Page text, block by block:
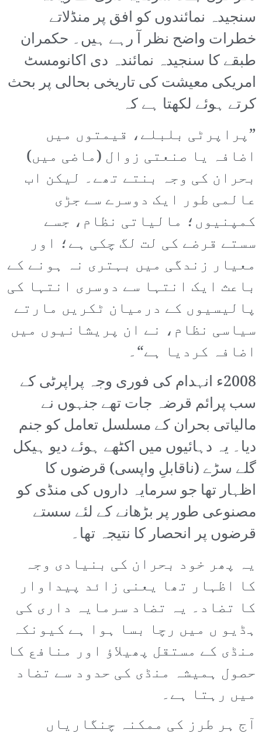
سنجیدہ نمائندوں کو افق پر منڈلاتے
خطرات واضح نظر آ رہے ہیں۔ حکمران
طبقے کا سنجیدہ نمائندہ دی اکانومسٹ
امریکی معیشت کی تاریخی بحالی پر بحث
کرتے ہوئے لکھتا ہے کہ
”پراپرٹی بلبلے، قیمتوں میں
اضافہ یا صنعتی زوال (ماضی میں)
بحران کی وجہ بنتے تھے۔ لیکن اب
عالمی طور ایک دوسرے سے جڑی
کمپنیوں؛ مالیاتی نظام، جسے
سستے قرضے کی لت لگ چکی ہے؛ اور
معیار زندگی میں بہتری نہ ہونے کے
باعث ایک انتہا سے دوسری انتہا کی
پالیسیوں کے درمیان ٹکریں مارتے
سیاسی نظام، نے ان پریشانیوں میں
اضافہ کردیا ہے“۔
2008ء انہدام کی فوری وجہ پراپرٹی کے
سب پرائم قرضہ جات تھے جنہوں نے
مالیاتی بحران کے مسلسل تعامل کو جنم
دیا۔ یہ دہائیوں میں اکٹھے ہوئے دیو ہیکل
گلے سڑے (ناقابلِ واپسی) قرضوں کا
اظہار تھا جو سرمایہ داروں کی منڈی کو
مصنوعی طور پر بڑھانے کے لئے سستے
قرضوں پر انحصار کا نتیجہ تھا۔
یہ پھر خود بحران کی بنیادی وجہ
کا اظہار تھا یعنی زائد پیداوار
کا تضاد۔ یہ تضاد سرمایہ داری کی
ہڈیو ں میں رچا بسا ہوا ہے کیونکہ
منڈی کے مستقل پھیلاؤ اور منافع کا
حصول ہمیشہ منڈی کی حدود سے تضاد
میں رہتا ہے۔
آج ہر طرز کی ممکنہ چنگاریاں